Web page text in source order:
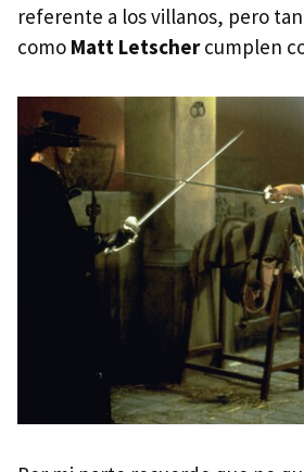
referente a los villanos, pero
como Matt Letschercumplen